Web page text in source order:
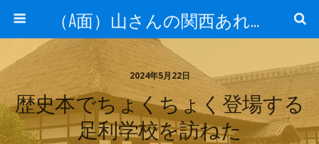
（A面）山さんの関西あれこれ見て歩き （B面）山さんの戦国あれこれ読み歩き
2024年5月22日
歴史本でちょくちょく登場する
足利学校を訪ねた